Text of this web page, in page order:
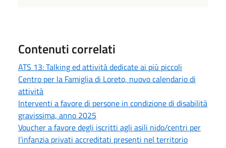
Contenuti correlati
ATS 13: Talking ed attività dedicate ai più piccoli
Centro per la Famiglia di Loreto, nuovo calendario di
attività
Interventi a favore di persone in condizione di disabilità
gravissima, anno 2025
Voucher a favore degli iscritti agli asili nido/centri per
l’infanzia privati accreditati presenti nel territorio